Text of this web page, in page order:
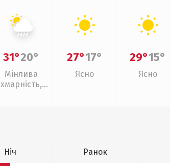
31°20°
Мінлива
хмарність,
27°17°
Ясно
29°15°
Ясно
Ніч Ранок